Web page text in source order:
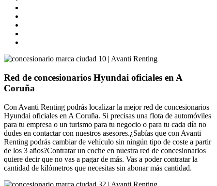
Red de concesionarios Hyundai oficiales en A
Coruña
Con Avanti Renting podrás localizar la mejor red de concesionarios
Hyundai oficiales en A Coruña. Si precisas una flota de automóviles
para tu empresa o un turismo para tu negocio o para tu cada día no
dudes en contactar con nuestros asesores.¿Sabías que con Avanti
Renting podrás cambiar de vehículo sin ningún tipo de coste a partir
de los 3 años?Contratar un coche en nuestra red de concesionarios
quiere decir que no vas a pagar de más. Vas a poder contratar la
cantidad de kilómetros que necesitas sin abonar más cantidad.